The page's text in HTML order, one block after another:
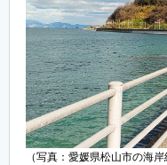
（写真：愛媛県松山市の海